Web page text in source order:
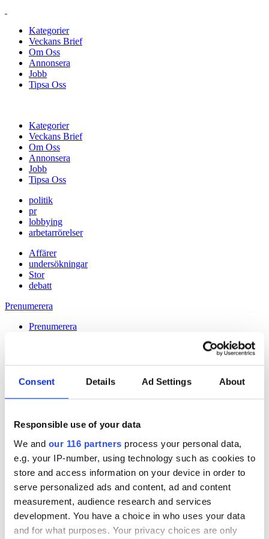
Consent Details Ad Settings About
Responsible use of your data
We and our 116 partners process your personal data,
e.g. your IP-number, using technology such as cookies to
store and access information on your device in order to
serve personalized ads and content, ad and content
measurement, audience research and services
development. You have a choice in who uses your data
and for what purposes. Your privacy choices are only
Kategorier
Veckans Brief
Om Oss
Annonsera
Jobb
Tipsa Oss
Kategorier
Veckans Brief
Om Oss
Annonsera
Jobb
Tipsa Oss
politik
pr
lobbying
arbetarrörelser
Affärer
undersökningar
Stor
debatt
Prenumerera
Prenumerera
pressfolk
Håll dig uppdaterad med
Veckans Brief!
Få exklusiv tillgång till Veckans Brief, den essentiella läsningen för
alla som driver opinionsbildning och samhällsförändring, genom en
prenumeration på Dagens Opinion.